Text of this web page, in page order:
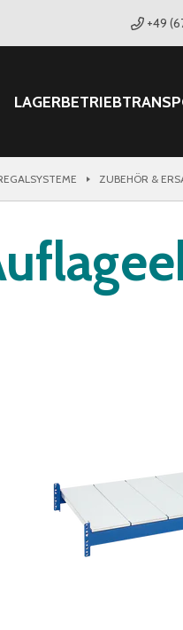
+49
LAGERBETRIEB
ZUBEHÖR &